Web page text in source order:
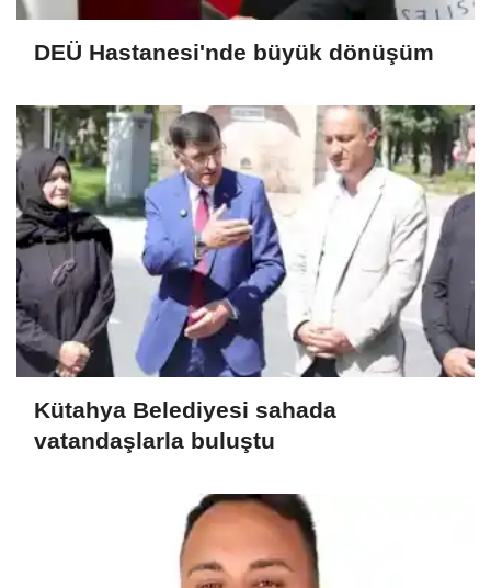
DEÜ Hastanesi'nde büyük dönüşüm
Kütahya Belediyesi sahada
vatandaşlarla buluştu